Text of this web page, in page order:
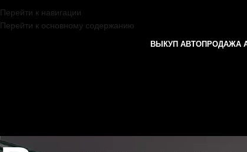
Перейти к навигации
Перейти к основному содержанию
ВЫКУП АВТОПРОДАЖА